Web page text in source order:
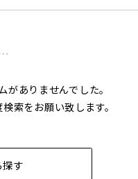
ありませんでした。
索をお願い致します。
探す